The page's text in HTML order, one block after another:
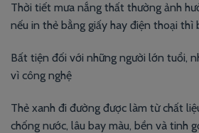
Thời tiết mưa nắng thất thường ảnh
nếu in thẻ bằng giấy hay điện thoại thì
Bất tiện đối với những người lớn tuổi,
vì công nghệ
Thẻ xanh đi đường được làm từ chất
chống nước, lâu bay màu, bền và tinh